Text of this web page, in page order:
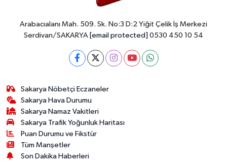
Arabacıalanı Mah. 509. Sk. No:3 D:2 Yiğit Çelik İş Merkezi
Serdivan/SAKARYA [email protected] 0530 450 10 54
Sakarya Nöbetçi Eczaneler
Sakarya Hava Durumu
Sakarya Namaz Vakitleri
Sakarya Trafik Yoğunluk Haritası
Puan Durumu ve Fikstür
Tüm Manşetler
Son Dakika Haberleri